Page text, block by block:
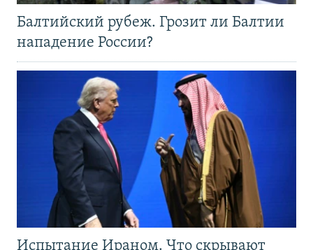
Балтийский рубеж. Грозит ли Балтии
нападение России?
Испытание Ираном. Что скрывают